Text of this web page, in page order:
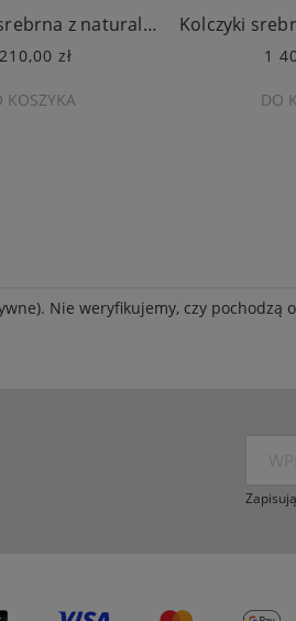
Bransoleta srebrna z naturalnymi perłami
zł
KOSZYKA
1
DO
Nie weryfikujemy, czy